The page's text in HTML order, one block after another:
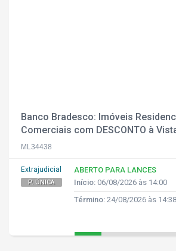
Banco Bradesco: Imóveis
Comerciais com DESCONTO à
ML34438
Extrajudicial
P. ÚNICA
ABERTO PARA LANCES
Início: 06/08/2026 às 14:00
Término: 24/08/2026 às 14:38